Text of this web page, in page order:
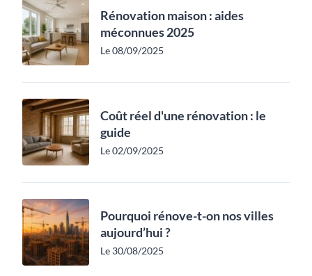
Rénovation maison : aides
méconnues 2025
Le 08/09/2025
Coût réel d'une rénovation : le
guide
Le 02/09/2025
Pourquoi rénove-t-on nos villes
aujourd’hui ?
Le 30/08/2025